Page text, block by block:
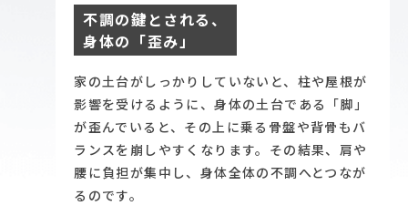
不調の鍵とされる、
身体の「歪み」
家の土台がしっかりしていないと、柱や屋根が
影響を受けるように、身体の土台である「脚」
が歪んでいると、その上に乗る骨盤や背骨もバ
ランスを崩しやすくなります。その結果、肩や
腰に負担が集中し、身体全体の不調へとつなが
るのです。